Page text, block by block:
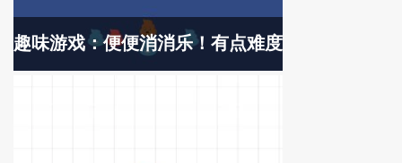
趣味游戏：便便消消乐！有点难度